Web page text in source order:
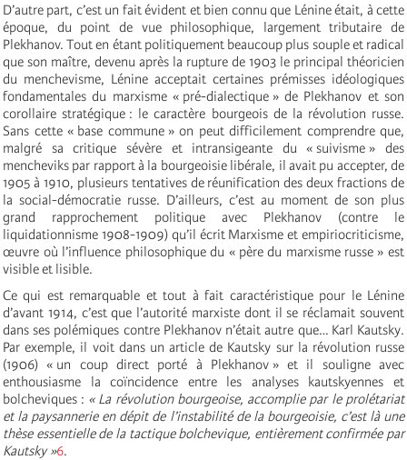
D’autre part, c’est un fait évident et bien connu que Lénine était, à cette
époque, du point de vue philosophique, largement tributaire de
Plekhanov. Tout en étant politiquement beaucoup plus souple et radical
que son maître, devenu après la rupture de 1903 le principal théoricien
du menchevisme, Lénine acceptait certaines prémisses idéologiques
fondamentales du marxisme « pré-dialectique » de Plekhanov et son
corollaire stratégique : le caractère bourgeois de la révolution russe.
Sans cette « base commune » on peut difficilement comprendre que,
malgré sa critique sévère et intransigeante du « suivisme » des
mencheviks par rapport à la bourgeoisie libérale, il avait pu accepter, de
1905 à 1910, plusieurs tentatives de réunification des deux fractions de
la social-démocratie russe. D’ailleurs, c’est au moment de son plus
grand rapprochement politique avec Plekhanov (contre le
liquidationnisme 1908-1909) qu’il écrit Marxisme et empiriocriticisme,
œuvre où l’influence philosophique du « père du marxisme russe » est
visible et lisible.
Ce qui est remarquable et tout à fait caractéristique pour le Lénine
d’avant 1914, c’est que l’autorité marxiste dont il se réclamait souvent
dans ses polémiques contre Plekhanov n’était autre que… Karl Kautsky.
Par exemple, il voit dans un article de Kautsky sur la révolution russe
(1906) « un coup direct porté à Plekhanov » et il souligne avec
enthousiasme la coïncidence entre les analyses kautskyennes et
bolcheviques : « La révolution bourgeoise, accomplie par le prolétariat
et la paysannerie en dépit de l’instabilité de la bourgeoisie, c’est là une
thèse essentielle de la tactique bolchevique, entièrement confirmée par
Kautsky »6.